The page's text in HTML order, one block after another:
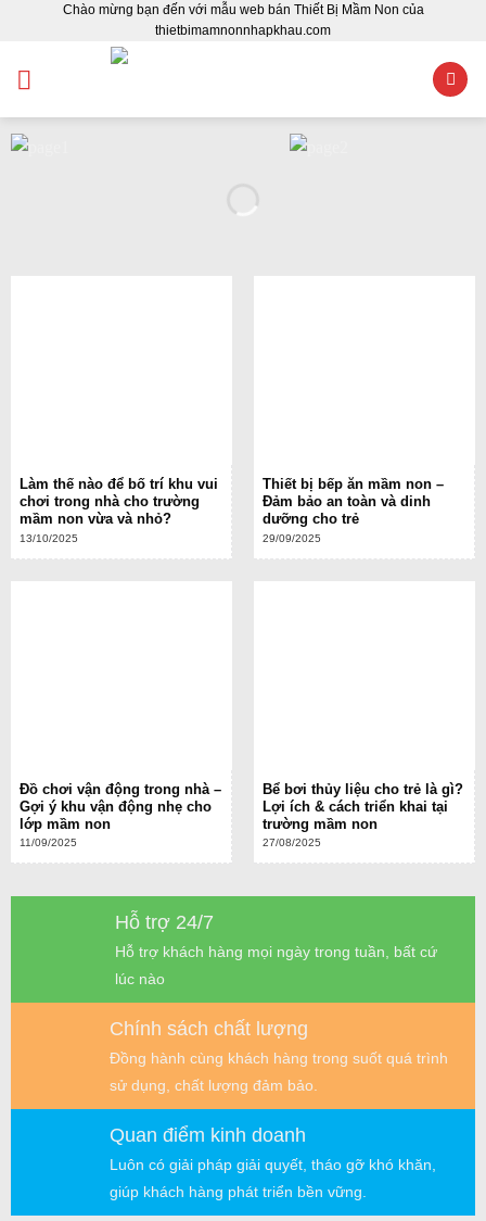
content
Chào mừng bạn đến với mẫu web bán Thiết Bị Mầm Non của
thietbimamnonnhapkhau.com
Làm thế nào để bố trí khu vui
chơi trong nhà cho trường
mầm non vừa và nhỏ?
13/10/2025
Thiết bị bếp ăn mầm non –
Đảm bảo an toàn và dinh
dưỡng cho trẻ
29/09/2025
Đồ chơi vận động trong nhà –
Gợi ý khu vận động nhẹ cho
lớp mầm non
11/09/2025
Bể bơi thủy liệu cho trẻ là gì?
Lợi ích & cách triển khai tại
trường mầm non
27/08/2025
Hỗ trợ 24/7
Hỗ trợ khách hàng mọi ngày trong tuần, bất cứ
lúc nào
Chính sách chất lượng
Đồng hành cùng khách hàng trong suốt quá trình
sử dụng, chất lượng đảm bảo.
Quan điểm kinh doanh
Luôn có giải pháp giải quyết, tháo gỡ khó khăn,
giúp khách hàng phát triển bền vững.